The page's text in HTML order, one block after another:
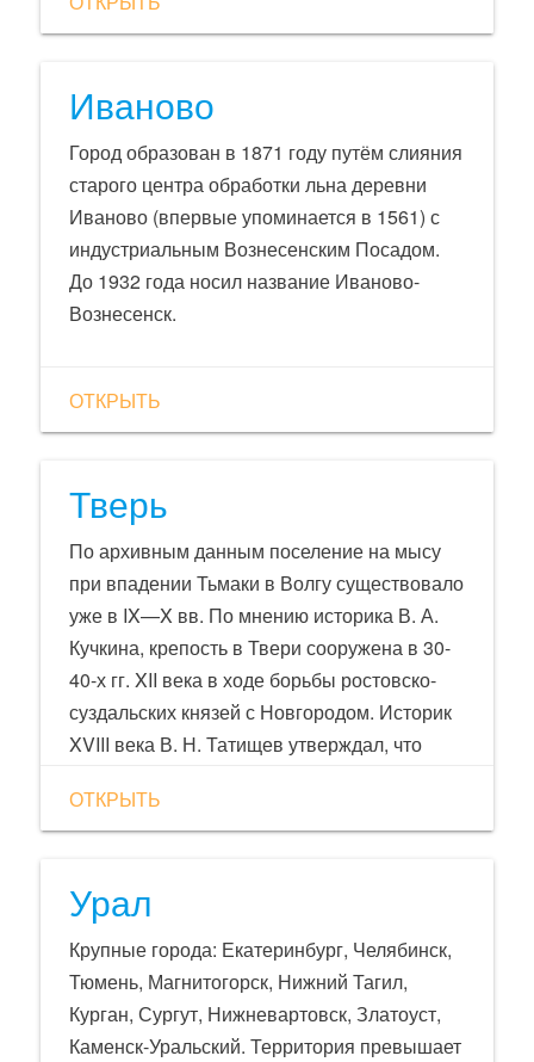
позволяют сделать вывод, что древнее
поселение не было захолустным. Оно
далекими государствами Севера и Средней
Азии. В курганах были найдены древние
монеты, чеканенные в Самарканде, Бухаре,
Германии.
Иваново
Город образован в 1871 году путём слияния
старого центра обработки льна деревни
Иваново (впервые упоминается в 1561) с
индустриальным Вознесенским Посадом.
До 1932 года носил название Иваново-
Вознесенск.
ОТКРЫТЬ
Тверь
По архивным данным поселение на мысу
при впадении Тьмаки в Волгу существовало
уже в IX—X вв. По мнению историка В. А.
Кучкина, крепость в Твери сооружена в 30-
40-х гг. XII века в ходе борьбы ростовско-
суздальских князей с Новгородом. Историк
XVIII века В. Н. Татищев утверждал, что
нелетописных письменных источниках
Тверь впервые упоминается в 1127—1135
упомянута под 1208—1209. Берестяные
грамоты, найденные 26 марта 1983 г. и 23
августа 1985 г. на территории Тверского
кремля, датируются концом XII — началом
XIII веков.
ОТКРЫТЬ
Урал
Крупные города: Екатеринбург, Челябинск,
Тюмень, Магнитогорск, Нижний Тагил,
Курган, Сургут, Нижневартовск, Златоуст,
Каменск-Уральский. Территория превышает